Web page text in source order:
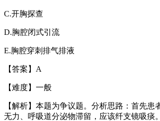
C.开胸探查
D.胸腔闭式引流
E.胸腔穿刺排气排液
【答案】 A
【难度】一般
【解析】本题为争议题。分析思路：首先
无力、呼吸道分泌物滞留，应该纤支镜吸痰